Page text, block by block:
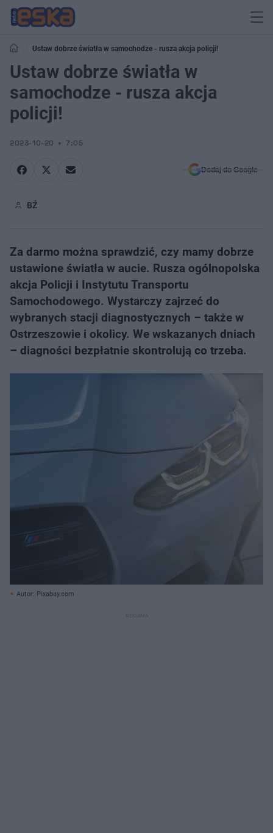
Ustaw dobrze światła w samochodze - rusza akcja policji!
Ustaw dobrze światła w
samochodze - rusza akcja
policji!
2023-10-20 7:05
Dodaj do Google
BŹ
Za darmo można sprawdzić, czy mamy dobrze
ustawione światła w aucie. Rusza ogólnopolska
akcja Policji i Instytutu Transportu
Samochodowego. Wystarczy zajrzeć do
wybranych stacji diagnostycznych – także w
Ostrzeszowie i okolicy. We wskazanych dniach
– diagności bezpłatnie skontrolują co trzeba.
Autor: Pixabay.com